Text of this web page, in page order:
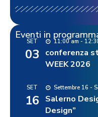
Eventi in
SET
03
11:00 am -
conferenza
WEEK 2026
SET
16
Settembre 16 -
Salerno
Design”